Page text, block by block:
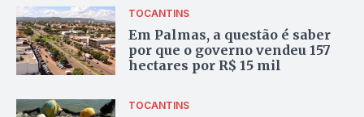
TOCANTINS
Em Palmas, a questão é saber
por que o governo vendeu 157
hectares por R$ 15 mil
TOCANTINS